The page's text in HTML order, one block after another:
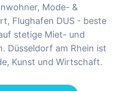
Mode- &
Flughafen DUS - beste
stetige Miet- und
Düsseldorf am Rhein ist
Kunst und Wirtschaft.